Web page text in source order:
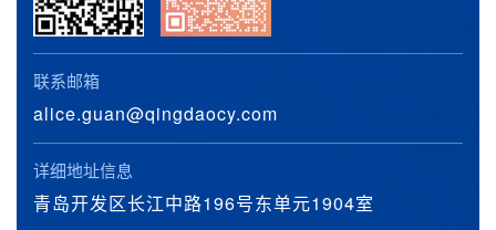
联系邮箱
alice.guan@qingdaocy.com
详细地址信息
青岛开发区长江中路196号东单元1904室